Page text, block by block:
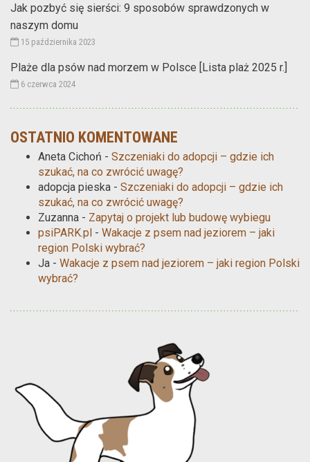
Jak pozbyć się sierści: 9 sposobów sprawdzonych w
naszym domu
15 października 2023
Plaże dla psów nad morzem w Polsce [Lista plaż 2025 r.]
6 czerwca 2024
OSTATNIO KOMENTOWANE
Aneta Cichoń - Szczeniaki do adopcji – gdzie ich
szukać, na co zwrócić uwagę?
adopcja pieska - Szczeniaki do adopcji – gdzie ich
szukać, na co zwrócić uwagę?
Zuzanna - Zapytaj o projekt lub budowę wybiegu
psiPARK.pl - Wakacje z psem nad jeziorem – jaki
region Polski wybrać?
Ja - Wakacje z psem nad jeziorem – jaki region Polski
wybrać?